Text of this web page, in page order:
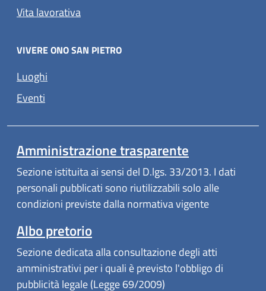
Vita lavorativa
VIVERE ONO SAN PIETRO
Luoghi
Eventi
Amministrazione trasparente
Sezione istituita ai sensi del D.lgs. 33/2013. I dati
personali pubblicati sono riutilizzabili solo alle
condizioni previste dalla normativa vigente
Albo pretorio
Sezione dedicata alla consultazione degli atti
amministrativi per i quali è previsto l'obbligo di
pubblicità legale (Legge 69/2009)